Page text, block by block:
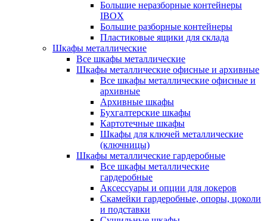
Большие неразборные контейнеры
IBOX
Большие разборные контейнеры
Пластиковые ящики для склада
Шкафы металлические
Все шкафы металлические
Шкафы металлические офисные и архивные
Все шкафы металлические офисные и
архивные
Архивные шкафы
Бухгалтерские шкафы
Картотечные шкафы
Шкафы для ключей металлические
(ключницы)
Шкафы металлические гардеробные
Все шкафы металлические
гардеробные
Аксессуары и опции для локеров
Скамейки гардеробные, опоры, цоколи
и подставки